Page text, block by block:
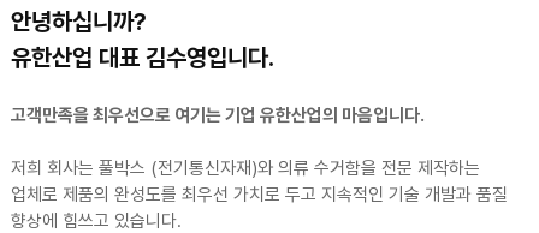
안녕하십니까?
유한산업 대표 김수영입니다.
고객만족을 최우선으로 여기는 기업 유한산업의 마음입니다.
저희 회사는 풀박스 (전기통신자재)와 의류 수거함을 전문 제작하는
업체로 제품의 완성도를 최우선 가치로 두고 지속적인 기술 개발과 품질
향상에 힘쓰고 있습니다.